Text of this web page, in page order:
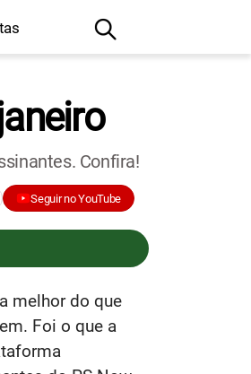
Confira!
Seguir no YouTube
melhor do que
Foi o que a